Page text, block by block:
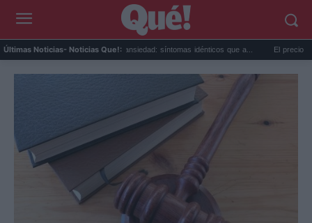
Últimas Noticias- Noticias Que!:
Calor extremo y ansiedad: síntomas idénticos que a... El precio de la